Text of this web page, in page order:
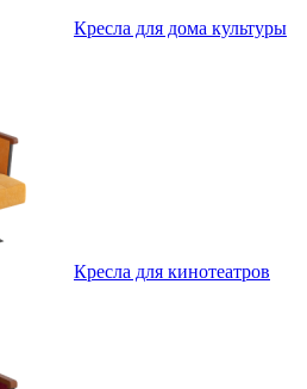
Кресла для дома культуры
Кресла для кинотеатров